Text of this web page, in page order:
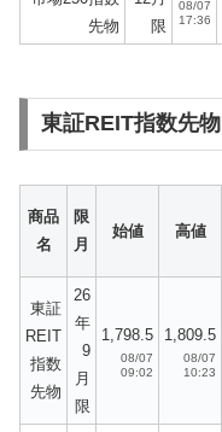
先物
限
08/07
17:36
東証REIT指数先物
商品
名
限
月
始値 高値
東証
REIT
指数
先物
26
年
9
月
限
1,798.5
08/07
09:02
1,809.5
08/07
10:23